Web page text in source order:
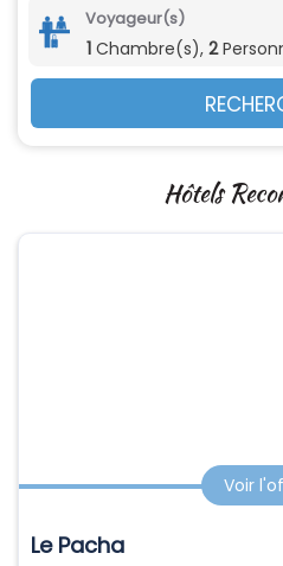
Voyageur(s)
1 Chambre(s), 2
Hôtels
Voir
Le Pacha